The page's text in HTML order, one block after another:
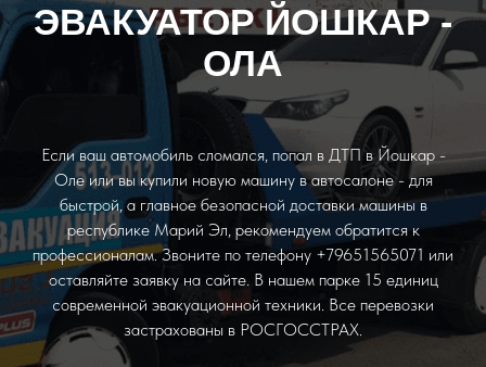
ЭВАКУАТОР ЙОШКАР -
ОЛА
Если ваш автомобиль сломался, попал в ДТП в Йошкар -
Оле или вы купили новую машину в автосалоне - для
быстрой, а главное безопасной доставки машины в
республике Марий Эл, рекомендуем обратится к
профессионалам. Звоните по телефону +79651565071 или
оставляйте заявку на сайте. В нашем парке 15 единиц
современной эвакуационной техники. Все перевозки
застрахованы в РОСГОССТРАХ.